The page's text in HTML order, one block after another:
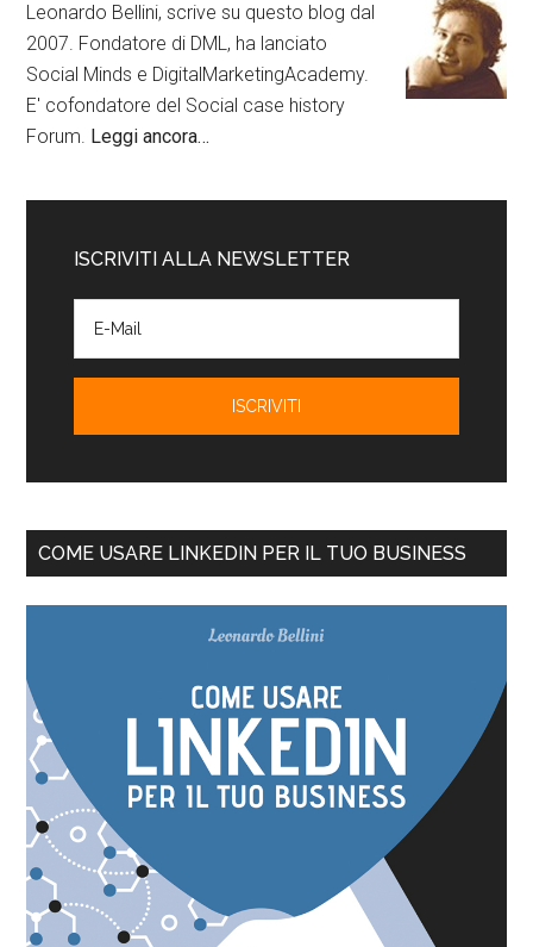
Leonardo Bellini, scrive su questo blog dal
2007. Fondatore di DML, ha lanciato
Social Minds e DigitalMarketingAcademy.
E' cofondatore del Social case history
Forum. Leggi ancora…
ISCRIVITI ALLA NEWSLETTER
COME USARE LINKEDIN PER IL TUO BUSINESS